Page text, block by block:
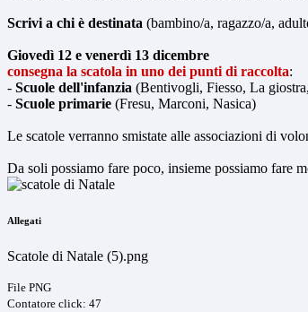
Scrivi a chi è destinata (bambino/a, ragazzo/a,
Giovedì 12 e venerdì 13 dicembre
consegna la scatola in uno dei punti di raccolta:
- Scuole dell'infanzia (Bentivogli, Fiesso, La
- Scuole primarie (Fresu, Marconi, Nasica)
Le scatole verranno smistate alle associazioni di
Da soli possiamo fare poco, insieme possiamo fare
Allegati
Scatole di Natale (5).png
File PNG
Contatore click: 47